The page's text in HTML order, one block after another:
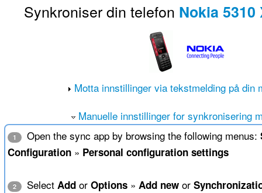
Synkroniser din telefon Nokia
Motta innstillinger via tekstmelding på din
Manuelle innstillinger for synkronisering
1 Open the sync app by browsing the following menus:
Configuration» Personal configuration settings
2 Select Addor Options» Add newor